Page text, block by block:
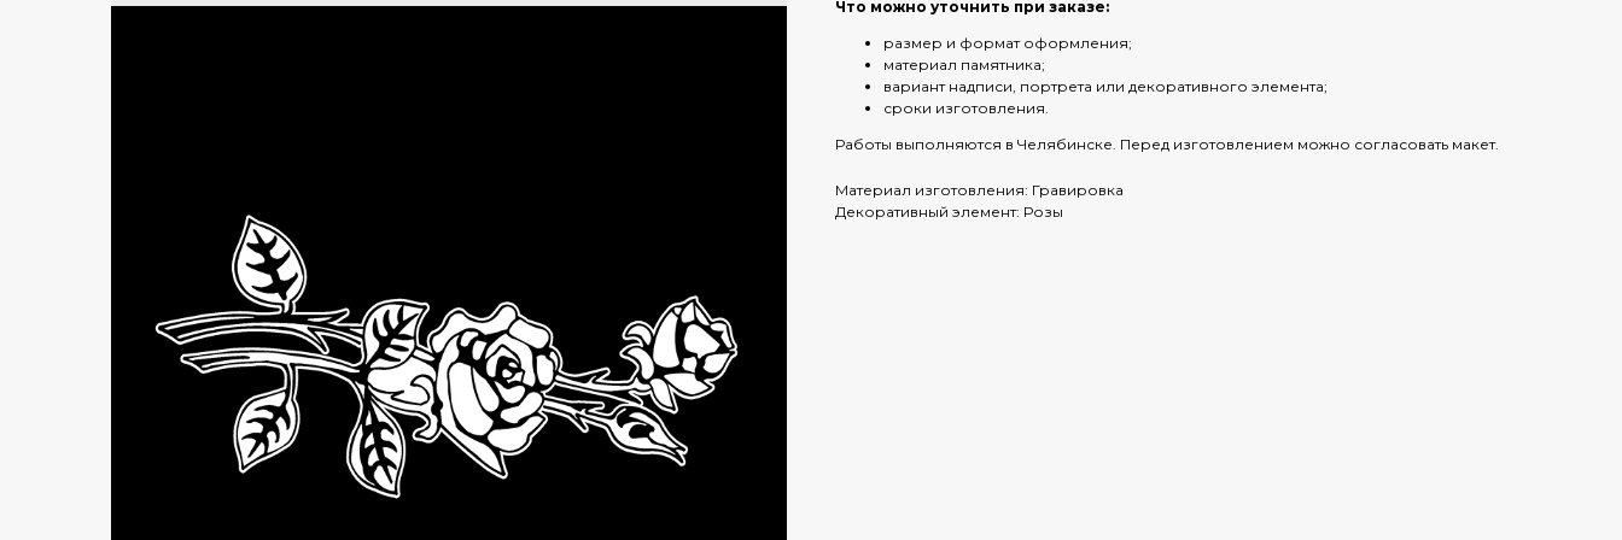
Что можно уточнить при заказе:
размер и формат оформления;
материал памятника;
вариант надписи, портрета или декоративного элемента;
сроки изготовления.
Работы выполняются в Челябинске. Перед изготовлением можно согласовать макет.
Материал изготовления: Гравировка
Декоративный элемент: Розы